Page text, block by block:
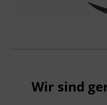
Wir sind